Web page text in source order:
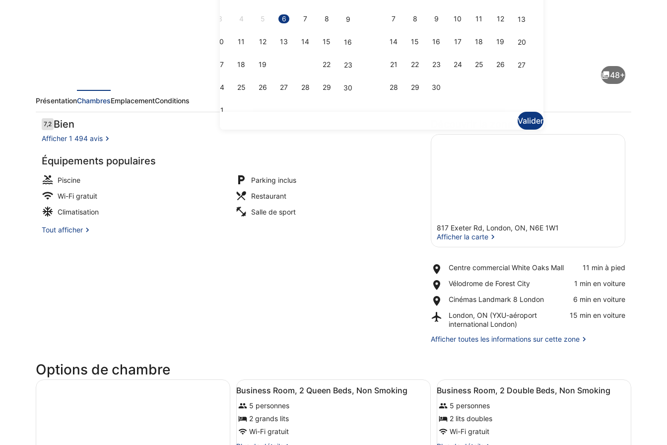
3 4 5 6 7 8 9
10 11 12 13 14 15 16
17 18 19 22 23
24 25 26 27 28 29 30
31
7 8 9 10 11 12 13
14 15 16 17 18 19 20
21 22 23 24 25 26 27
28 29 30
Valider
Piscine couverte, accès possible de 09 h 00 à 22 h 00, chaises longues
Surmatelas, bureau, rideaux
48+
PrésentationChambresEmplacementConditions
Avis
voyageurs
7,27,2 sur 10
Bien
Afficher 1 494 avis
Équipements populaires
Piscine
Parking inclus
Wi-Fi gratuit
Restaurant
Climatisation
Salle de sport
Tout afficher
817 Exeter Rd, London, ON, N6E 1W1
Afficher la carte
Centre commercial White Oaks Mall
Place,
commercial
Oaks
Mall
‪11 min à pied‬
Vélodrome de Forest City
Place,
de
City
‪1 min en voiture‬
Cinémas Landmark 8 London
Place,
Landmark
8
‪6 min en voiture‬
London, ON (YXU-aéroport
international London)
Airport,
London,
(YXU-
‪15 min en voiture‬
Afficher toutes les informations sur cette zone
Options de chambre
Afficher
toutes
les
photos
pour
ce
Une chambre d’hôtel avec deux lits, une télévision, un four à micro-ondes et un bureau.
13
Business Room, 2 Queen Beds, Non Smoking
5 personnes
2 grands lits
Wi-Fi gratuit
Afficher
toutes
les
photos
pour
ce
Une chambre d’hôtel avec deux lits,
8
Business Room, 2 Double Beds, Non Smoking
5 personnes
2 lits doubles
Wi-Fi gratuit